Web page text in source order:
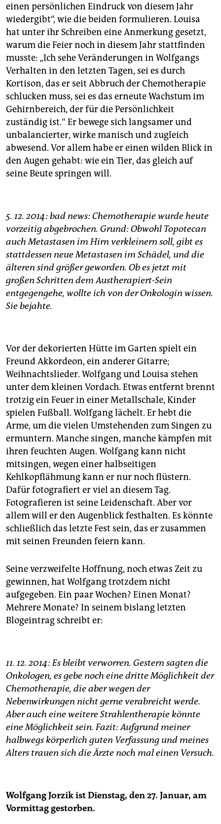
einen persönlichen Eindruck von diesem Jahr
wiedergibt“, wie die beiden formulieren. Louisa
hat unter ihr Schreiben eine Anmerkung gesetzt,
warum die Feier noch in diesem Jahr stattfinden
musste: „Ich sehe Veränderungen in Wolfgangs
Verhalten in den letzten Tagen, sei es durch
Kortison, das er seit Abbruch der Chemotherapie
schlucken muss, sei es das erneute Wachstum im
Gehirnbereich, der für die Persönlichkeit
zuständig ist.“ Er bewege sich langsamer und
unbalancierter, wirke manisch und zugleich
abwesend. Vor allem habe er einen wilden Blick in
den Augen gehabt: wie ein Tier, das gleich auf
seine Beute springen will.
5. 12. 2014: bad news: Chemotherapie wurde heute
vorzeitig abgebrochen. Grund: Obwohl Topotecan
auch Metastasen im Hirn verkleinern soll, gibt es
stattdessen neue Metastasen im Schädel, und die
älteren sind größer geworden. Ob es jetzt mit
großen Schritten dem Austherapiert-Sein
entgegengehe, wollte ich von der Onkologin wissen.
Sie bejahte.
Vor der dekorierten Hütte im Garten spielt ein
Freund Akkordeon, ein anderer Gitarre;
Weihnachtslieder. Wolfgang und Louisa stehen
unter dem kleinen Vordach. Etwas entfernt brennt
trotzig ein Feuer in einer Metallschale, Kinder
spielen Fußball. Wolfgang lächelt. Er hebt die
Arme, um die vielen Umstehenden zum Singen zu
ermuntern. Manche singen, manche kämpfen mit
ihren feuchten Augen. Wolfgang kann nicht
mitsingen, wegen einer halbseitigen
Kehlkopflähmung kann er nur noch flüstern.
Dafür fotografiert er viel an diesem Tag.
Fotografieren ist seine Leidenschaft. Aber vor
allem will er den Augenblick festhalten. Es könnte
schließlich das letzte Fest sein, das er zusammen
mit seinen Freunden feiern kann.
Seine verzweifelte Hoffnung, noch etwas Zeit zu
gewinnen, hat Wolfgang trotzdem nicht
aufgegeben. Ein paar Wochen? Einen Monat?
Mehrere Monate? In seinem bislang letzten
Blogeintrag schreibt er:
11. 12. 2014: Es bleibt verworren. Gestern sagten die
Onkologen, es gebe noch eine dritte Möglichkeit der
Chemotherapie, die aber wegen der
Nebenwirkungen nicht gerne verabreicht werde.
Aber auch eine weitere Strahlentherapie könnte
eine Möglichkeit sein. Fazit: Aufgrund meiner
halbwegs körperlich guten Verfassung und meines
Alters trauen sich die Ärzte noch mal einen Versuch.
Wolfgang Jorzik ist Dienstag, den 27. Januar, am
Vormittag gestorben.